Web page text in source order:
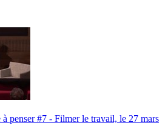
penser #7 - Filmer le travail, le 27 mars